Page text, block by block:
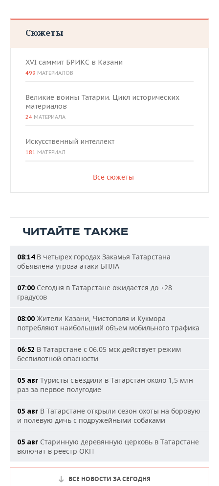
Сюжеты
XVI саммит БРИКС в Казани
499 МАТЕРИАЛОВ
Великие воины Татарии. Цикл исторических
материалов
24 МАТЕРИАЛА
Искусственный интеллект
181 МАТЕРИАЛ
Все сюжеты
ЧИТАЙТЕ ТАКЖЕ
08:14В четырех городах Закамья Татарстана
объявлена угроза атаки БПЛА
07:00 Сегодня в Татарстане ожидается до +28
градусов
08:00 Жители Казани, Чистополя и Кукмора
потребляют наибольший объем мобильного трафика
06:52 В Татарстане с 06.05 мск действует режим
беспилотной опасности
05 авг Туристы съездили в Татарстан около 1,5 млн
раз за первое полугодие
05 авг В Татарстане открыли сезон охоты на боровую
и полевую дичь с подружейными собаками
05 авг Старинную деревянную церковь в Татарстане
включат в реестр ОКН
ВСЕ НОВОСТИ ЗА СЕГОДНЯ